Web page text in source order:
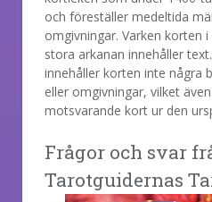
och föreställer medeltida
omgivningar. Varken korten
stora arkanan innehåller
innehåller korten inte några
eller omgivningar, vilket
motsvarande kort ur den
Frågor och svar
Tarotguidernas